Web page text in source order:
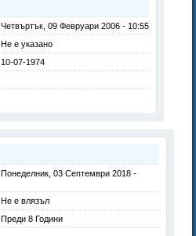
Четвъртък, 09 Февруари 2006 - 10:55
Не е указано
10-07-1974
Понеделник, 03 Септември 2018 -
Не е влязъл
Преди 8 Години